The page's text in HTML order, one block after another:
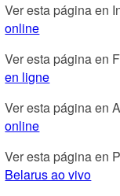
Ver esta página en
online
Ver esta página en
en ligne
Ver esta página en
online
Ver esta página en
Belarus ao vivo